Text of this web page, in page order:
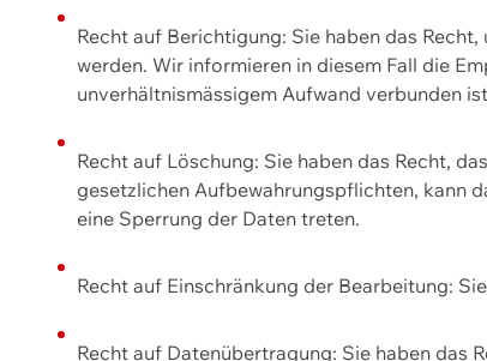
Recht auf Berichtigung: Sie haben das
werden. Wir informieren in diesem Fall die
unverhältnismässigem Aufwand verbunden
Recht auf Löschung: Sie haben das Recht,
gesetzlichen Aufbewahrungspflichten, kann
eine Sperrung der Daten treten.
Recht auf Einschränkung der Bearbeitung:
Recht auf Datenübertragung: Sie haben das